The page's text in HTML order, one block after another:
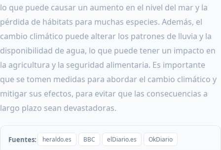
lo que puede causar un aumento en el nivel del mar y la
pérdida de hábitats para muchas especies. Además, el
cambio climático puede alterar los patrones de lluvia y la
disponibilidad de agua, lo que puede tener un impacto en
la agricultura y la seguridad alimentaria. Es importante
que se tomen medidas para abordar el cambio climático y
mitigar sus efectos, para evitar que las consecuencias a
largo plazo sean devastadoras.
Fuentes: heraldo.es BBC elDiario.es OkDiario